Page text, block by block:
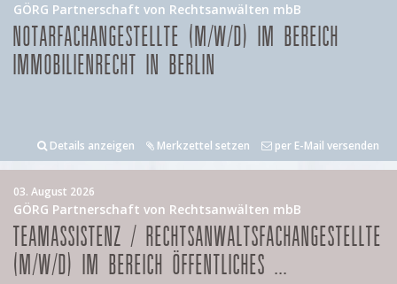
GÖRG Partnerschaft von Rechtsanwälten mbB
NOTARFACHANGESTELLTE (M/W/D) IM BEREICH
IMMOBILIENRECHT IN BERLIN
Details anzeigen Merkzettel setzen per E-Mail versenden
03. August 2026
GÖRG Partnerschaft von Rechtsanwälten mbB
TEAMASSISTENZ / RECHTSANWALTSFACHANGESTELLTE
(M/W/D) IM BEREICH ÖFFENTLICHES ...